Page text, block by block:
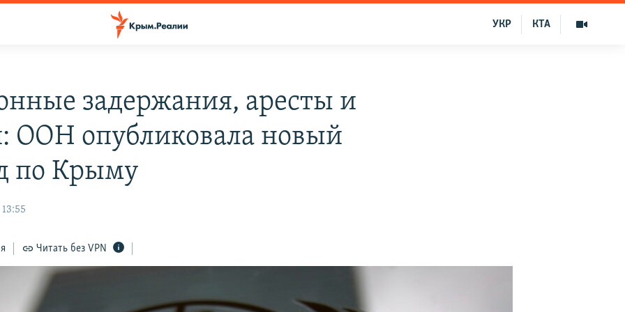
КТА
УКР
задержания, аресты и
ООН опубликовала новый
по Крыму
Читать без VPN